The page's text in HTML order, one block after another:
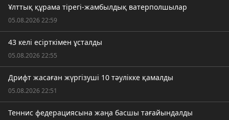
Ұлттық құрама тірегі-жамбылдық ватерполшылар
05.08.2026 22:59
43 келі есірткімен ұсталды
05.08.2026 22:55
Дрифт жасаған жүргізуші 10 тәулікке қамалды
05.08.2026 22:51
Теннис федерациясына жаңа басшы тағайындалды